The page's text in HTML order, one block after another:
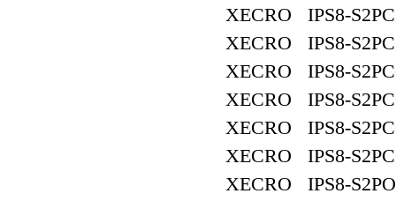
XECRO IPS8-
XECRO IPS8-
XECRO IPS8-
XECRO IPS8-
XECRO IPS8-
XECRO IPS8-
XECRO IPS8-